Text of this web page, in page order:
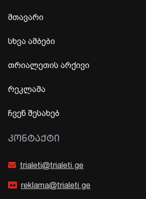
მთავარი
სხვა ამბები
თრიალეთის არქივი
რეკლამა
ჩვენ შესახებ
ᲙᲝᲜᲢᲐᲥᲢᲘ
trialeti@trialeti.ge
reklama@trialeti.ge